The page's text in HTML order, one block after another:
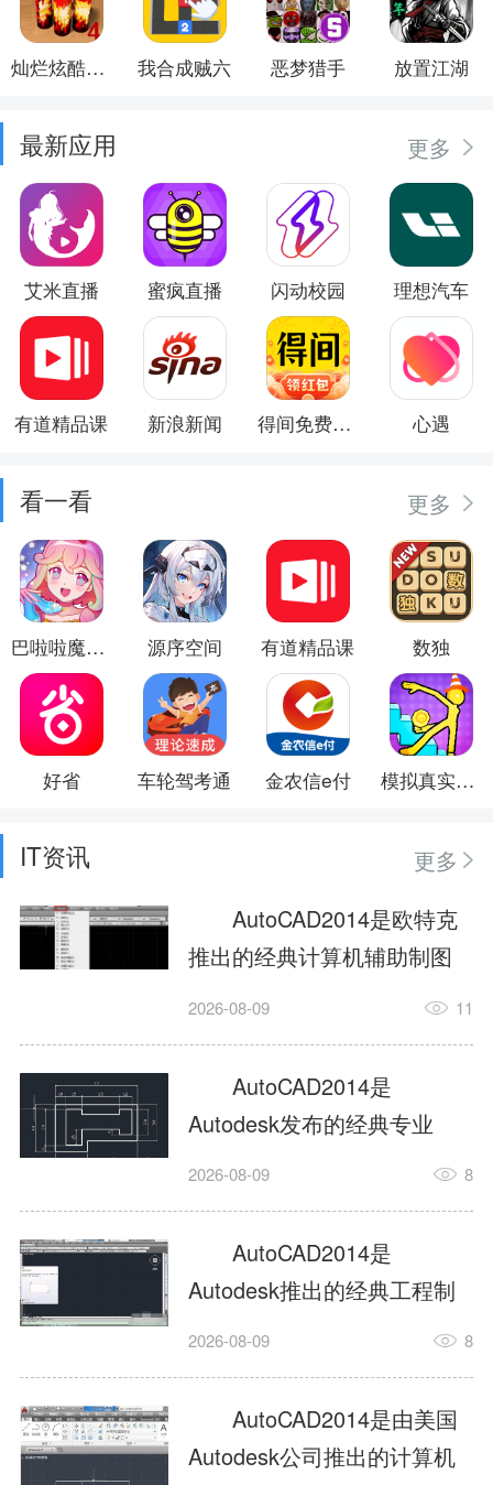
灿烂炫酷模拟器 我合成贼六 恶梦猎手 放置江湖
最新应用 更多
艾米直播 蜜疯直播 闪动校园 理想汽车
有道精品课 新浪新闻 得间免费小说 心遇
看一看 更多
巴啦啦魔法水晶鞋 源序空间 有道精品课 数独
好省 车轮驾考通 金农信e付 模拟真实寻宝
IT资讯
更多
AutoCAD2014是欧特克
推出的经典计算机辅助制图
工具，主打稳定2D施工图绘
行业工程设计。版本新增图
纸标签页、实景地理地图、
协同设计交流模块，优化命
令行智能纠错与图层批量管
理，支持Win8触屏操作、点
云扫描数据导入，兼容各类
DWG图纸格式，文件互通...
2026-08-09 11
AutoCAD2014是
Autodesk发布的经典专业
CAD制图设计软件，是工程
绘图工具。软件专注精准二
维绘图、图纸编辑、参数化
设计及基础三维建模，广泛
应用于建筑设计、机械制
造、土木工程、室内设计等
多个行业。软件优化绘图流
畅度与文件兼容性，支持参
2026-08-09 8
AutoCAD2014是
Autodesk推出的经典工程制
图设计软件，主打高效精准
建模作业，适配建筑、机
械、市政、室内设计等多行
业场景。软件优化运行机制
2026-08-09 8
AutoCAD2014是由美国
Autodesk公司推出的计算机